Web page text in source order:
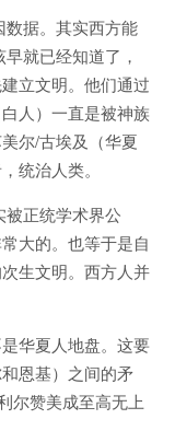
据。其实西方能
就已经知道了，
立文明。他们通过
人）一直是被神族
尔/古埃及（华夏
统治人类。
正统学术界公
大的。也等于是自
生文明。西方人并
华夏人地盘。这要
恩基）之间的矛
尔赞美成至高无上